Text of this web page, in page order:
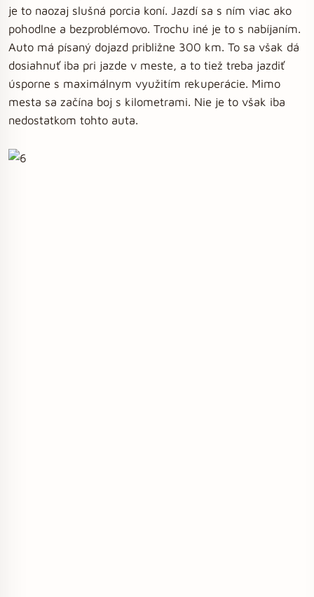
je to naozaj slušná porcia koní. Jazdí sa s ním viac ako
pohodlne a bezproblémovo. Trochu iné je to s nabíjaním.
Auto má písaný dojazd približne 300 km. To sa však dá
dosiahnuť iba pri jazde v meste, a to tiež treba jazdiť
úsporne s maximálnym využitím rekuperácie. Mimo
mesta sa začína boj s kilometrami. Nie je to však iba
nedostatkom tohto auta.